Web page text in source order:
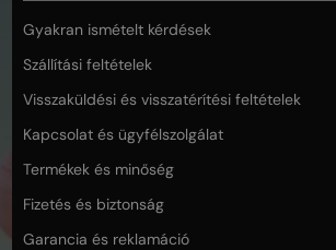
Gyakran ismételt kérdések
Szállítási feltételek
Visszaküldési és visszatérítési feltételek
Kapcsolat és ügyfélszolgálat
Termékek és minőség
Fizetés és biztonság
Garancia és reklamáció